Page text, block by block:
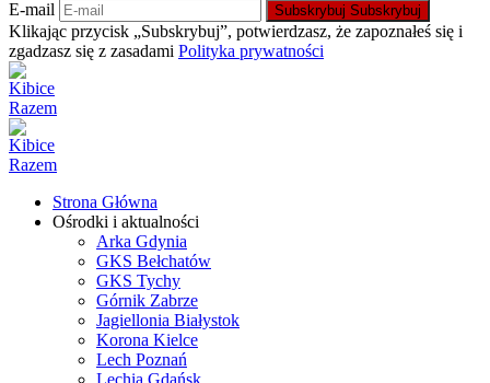
E-mail Subskrybuj Subskrybuj
Klikając przycisk „Subskrybuj”, potwierdzasz, że zapoznałeś się i
zgadzasz się z zasadami Polityka prywatności
Strona Główna
Ośrodki i aktualności
Arka Gdynia
GKS Bełchatów
GKS Tychy
Górnik Zabrze
Jagiellonia Białystok
Korona Kielce
Lech Poznań
Lechia Gdańsk